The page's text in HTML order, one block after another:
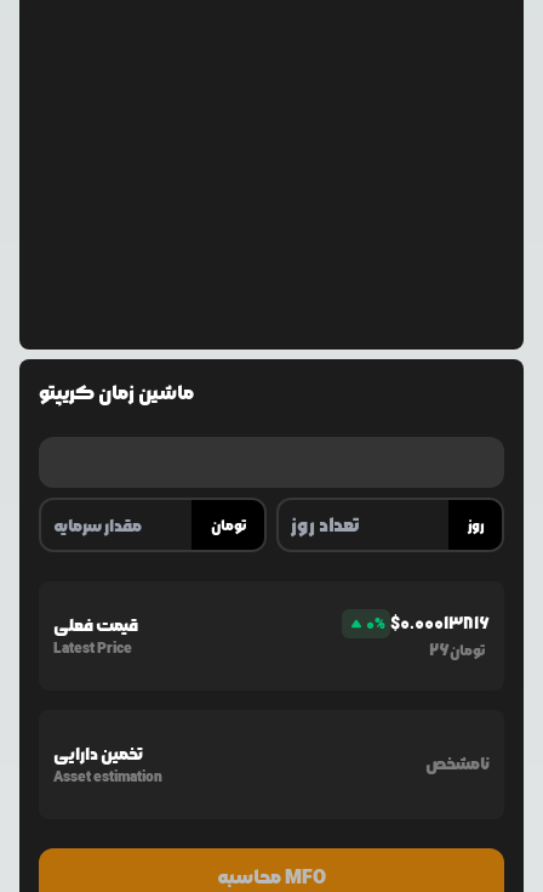
ماشین زمان کریپتو
تومان روز
قیمت فعلی
Latest Price
0% $0.00013816
26تومان
تخمین دارایی
Asset estimation
نامشخص
محاسبه MFO